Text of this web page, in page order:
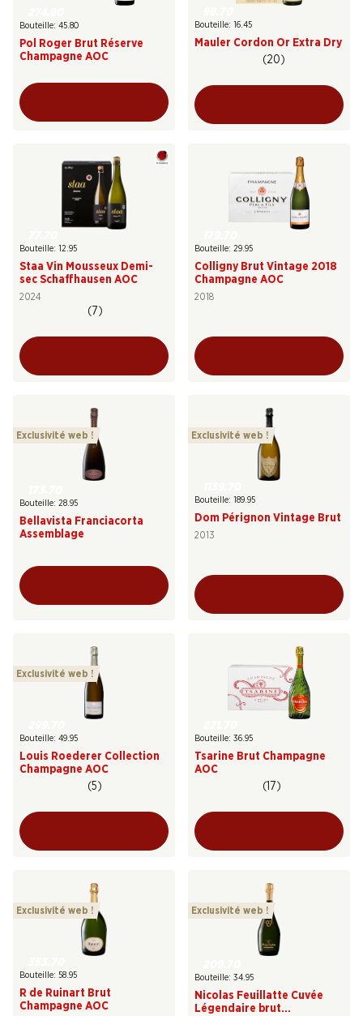
Bouteille: 45.80
Pol Roger Brut Réserve
Champagne AOC
Bouteille: 16.45
Mauler Cordon Or Extra Dry
(20)
Bouteille: 12.95
Staa Vin Mousseux Demi-
sec Schaffhausen AOC
2024
(7)
Bouteille: 29.95
Colligny Brut Vintage 2018
Champagne AOC
2018
Exclusivité web !
Bouteille: 28.95
Bellavista Franciacorta
Assemblage
Exclusivité web !
Bouteille: 189.95
Dom Pérignon Vintage Brut
2013
Exclusivité web !
Bouteille: 49.95
Louis Roederer Collection
Champagne AOC
(5)
Bouteille: 36.95
Tsarine Brut Champagne
AOC
(17)
Exclusivité web !
Bouteille: 58.95
R de Ruinart Brut
Champagne AOC
Exclusivité web !
Bouteille: 34.95
Nicolas Feuillatte Cuvée
Légendaire brut